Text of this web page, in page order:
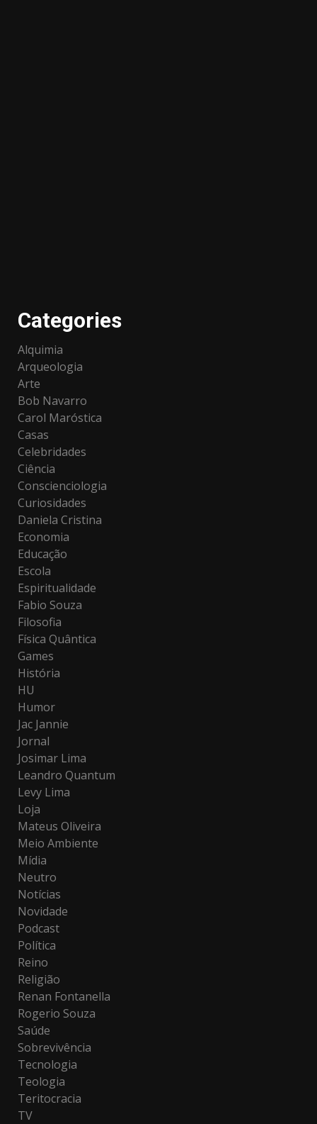
Categories
Alquimia
Arqueologia
Arte
Bob Navarro
Carol Maróstica
Casas
Celebridades
Ciência
Conscienciologia
Curiosidades
Daniela Cristina
Economia
Educação
Escola
Espiritualidade
Fabio Souza
Filosofia
Física Quântica
Games
História
HU
Humor
Jac Jannie
Jornal
Josimar Lima
Leandro Quantum
Levy Lima
Loja
Mateus Oliveira
Meio Ambiente
Mídia
Neutro
Notícias
Novidade
Podcast
Política
Reino
Religião
Renan Fontanella
Rogerio Souza
Saúde
Sobrevivência
Tecnologia
Teologia
Teritocracia
TV